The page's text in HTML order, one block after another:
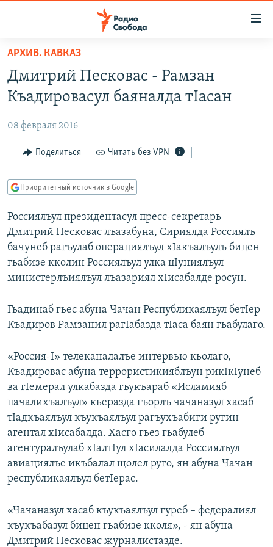
упрощенного
доступа
Вернуться
основному
Вернутся
главной
навигации
Вернутся
поиску
ПОДКАСТЫ
АВТОРСКИЕ ПРОЕКТЫ
ЦИТАТЫ СВОБОДЫ
МНЕНИЯ
IDEL.РЕАЛИИ
КАВКАЗ.РЕАЛИИ
СЕВЕР.РЕАЛИИ
СИБИРЬ.РЕАЛИИ
РАСПИСАНИЕ ВЕЩАНИЯ
ПОДПИШИТЕСЬ НА РАССЫЛКУ
Все сайты РСЕ/РС
АРХИВ. КАВКАЗ
Дмитрий Песковас - Рамзан
Къадировасул баяналда тIасан
08 февраля 2016
Поделиться Читать без VPN
Приоритетный источник в Google
Россиялъул президентасул пресс-секретарь
Дмитрий Песковас лъазабуна, Сириялда Россиялъ
бачунеб рагъулаб операциялъул хIакъалъулъ бицен
гьабизе кколин Россиялъул улка цIуниялъул
министерлъиялъул лъазариял хIисабалде росун.
Гьадинаб гьес абуна Чачан Республикаялъул бетIер
Къадиров Рамзанил рагIабазда тIаса баян гьабулаго.
«Россия-I» телеканалалъе интервью кьолаго,
Къадировас абуна террористикияблъун рикIкIунеб
ва гIемерал улкабазда гьукъараб «Исламияб
пачалихъалъул» кьеразда гъорлъ чачаназул хасаб
тIадкъаялъул къукъаялъул рагъухъабиги ругин
агентал хIисабалда. Хасго гьез гьабулеб
агентуралъулаб хIалтIул хIасилалда Россиялъул
авиациялъе икъбалал щолел руго, ян абуна Чачан
республикаялъул бетIерас.
«Чачаназул хасаб къукъаялъул гуреб – федералиял
къукъабазул бицен гьабизе кколя», - ян абуна
Дмитрий Песковас журналистазде.